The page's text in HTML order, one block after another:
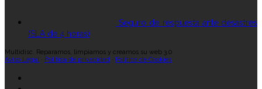
Seguro de respuesta ante desastres
(SLA de 4 horas)
Multidisc. Reparamos, limpiamos y creamos su web 3.0
Aviso Legal· Política de privacidad · Política de Cookies